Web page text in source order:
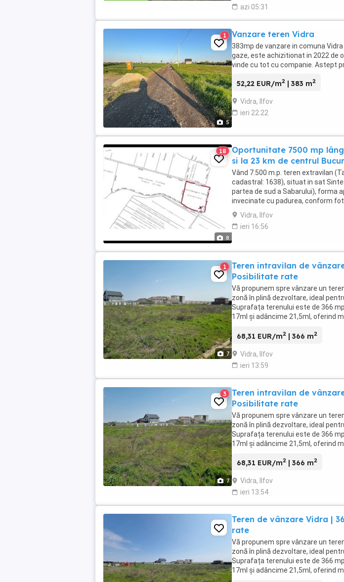
azi 05:31
5
1 Vanzare teren Vidra
383mp de vanzare in comuna
gaze, este achizitionat in 2022 de
vinde cu tot cu companie. Astept
52,22 EUR/m2 | 383 m2
Vidra, Ilfov
ieri 22:22
8
18
Oportunitate 7500 mp
si la 23 km de centrul
Vând 7.500 m.p. teren extravilan
cadastral: 1638), situat in sat
partea de sud a Sabarului), forma
invecinate cu padurea, conform
fata de centrul Bucurestiului ...
Vidra, Ilfov
ieri 16:56
7
1
Teren intravilan de
Posibilitate rate
Vă propunem spre vânzare un
zonă în plină dezvoltare, ideal
Suprafața terenului este de 366
17ml și adâncime 21,5ml, oferind
68,31 EUR/m2 | 366 m2
Vidra, Ilfov
ieri 13:59
7
3
Teren intravilan de
Posibilitate rate
Vă propunem spre vânzare un
zonă în plină dezvoltare, ideal
Suprafața terenului este de 366
17ml și adâncime 21,5ml, oferind
68,31 EUR/m2 | 366 m2
Vidra, Ilfov
ieri 13:54
Teren de vânzare Vidra |
rate
Vă propunem spre vânzare un
zonă în plină dezvoltare, ideal
Suprafața terenului este de 366
17ml și adâncime 21,5ml, oferind